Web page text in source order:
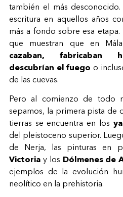
también el más
escritura en aquellos años
más a fondo sobre esa etapa.
que muestran que en
cazaban, fabricaban
descubrían el fuego o
de las cuevas.
Pero al comienzo de todo
sepamos, la primera pista de
tierras se encuentra en los
del pleistoceno superior.
de Nerja, las pinturas en
Victoriay los Dólmenes de
ejemplos de la evolución
neolítico en la prehistoria.